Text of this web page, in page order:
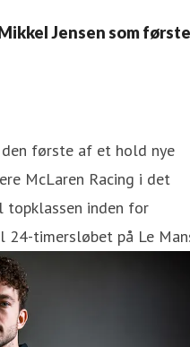
Jensen som første
første af et hold nye
McLaren Racing i det
inden for
timersløbet på Le